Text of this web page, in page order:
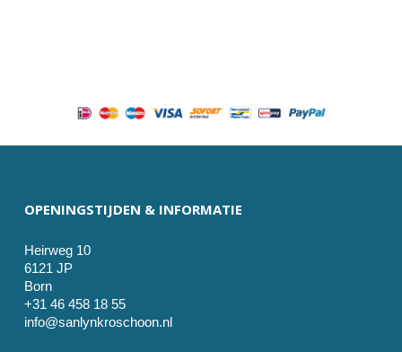
OPENINGSTIJDEN & INFORMATIE
Heirweg 10
6121 JP
Born
+31 46 458 18 55
info@sanlynkroschoon.nl